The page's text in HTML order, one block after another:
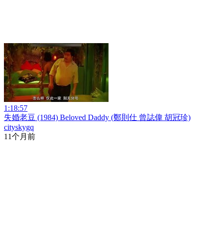
1:18:57
失婚老豆 (1984) Beloved Daddy (鄭則仕 曾誌偉 胡冠珍)
cityskygq
11个月前